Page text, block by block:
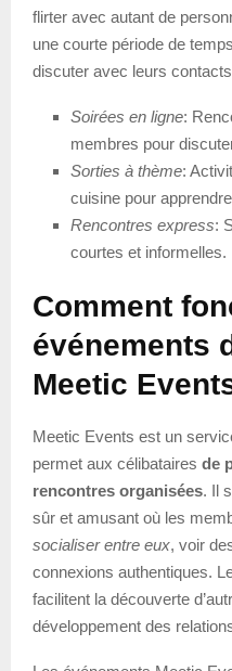
flirter avec autant de
une courte période de
discuter avec leurs
Soirées en ligne:
membres pour
Sorties à thème:
cuisine pour
Rencontres express:
courtes et informelles.
Comment
événements
Meetic
Meetic Events est un
permet aux célibataires de
rencontres organisées. Il
sûr et amusant où les
socialiser entre eux, voir
connexions authentiques.
facilitent la découverte
développement des